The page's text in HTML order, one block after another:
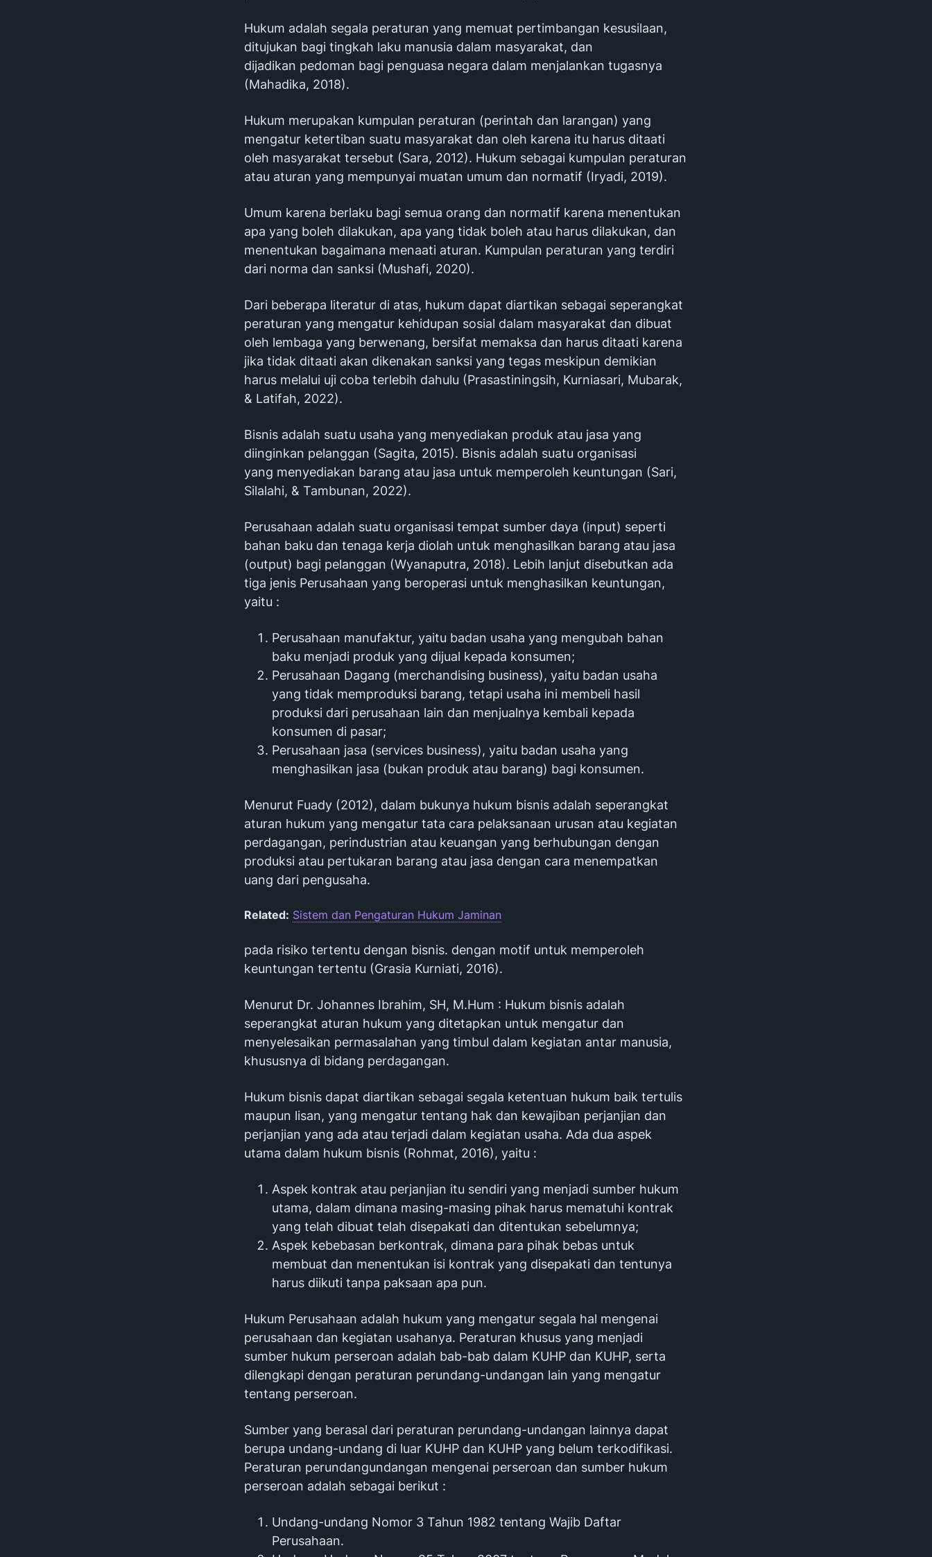
Hukum adalah segala peraturan yang memuat pertimbangan kesusilaan,
ditujukan bagi tingkah laku manusia dalam masyarakat, dan
dijadikan pedoman bagi penguasa negara dalam menjalankan tugasnya
(Mahadika, 2018).
Hukum merupakan kumpulan peraturan (perintah dan larangan) yang
mengatur ketertiban suatu masyarakat dan oleh karena itu harus ditaati
oleh masyarakat tersebut (Sara, 2012). Hukum sebagai kumpulan peraturan
atau aturan yang mempunyai muatan umum dan normatif (Iryadi, 2019).
Umum karena berlaku bagi semua orang dan normatif karena menentukan
apa yang boleh dilakukan, apa yang tidak boleh atau harus dilakukan, dan
menentukan bagaimana menaati aturan. Kumpulan peraturan yang terdiri
dari norma dan sanksi (Mushafi, 2020).
Dari beberapa literatur di atas, hukum dapat diartikan sebagai seperangkat
peraturan yang mengatur kehidupan sosial dalam masyarakat dan dibuat
oleh lembaga yang berwenang, bersifat memaksa dan harus ditaati karena
jika tidak ditaati akan dikenakan sanksi yang tegas meskipun demikian
harus melalui uji coba terlebih dahulu (Prasastiningsih, Kurniasari, Mubarak,
& Latifah, 2022).
Bisnis adalah suatu usaha yang menyediakan produk atau jasa yang
diinginkan pelanggan (Sagita, 2015). Bisnis adalah suatu organisasi
yang menyediakan barang atau jasa untuk memperoleh keuntungan (Sari,
Silalahi, & Tambunan, 2022).
Perusahaan adalah suatu organisasi tempat sumber daya (input) seperti
bahan baku dan tenaga kerja diolah untuk menghasilkan barang atau jasa
(output) bagi pelanggan (Wyanaputra, 2018). Lebih lanjut disebutkan ada
tiga jenis Perusahaan yang beroperasi untuk menghasilkan keuntungan,
yaitu :
Perusahaan manufaktur, yaitu badan usaha yang mengubah bahan
baku menjadi produk yang dijual kepada konsumen;
Perusahaan Dagang (merchandising business), yaitu badan usaha
yang tidak memproduksi barang, tetapi usaha ini membeli hasil
produksi dari perusahaan lain dan menjualnya kembali kepada
konsumen di pasar;
Perusahaan jasa (services business), yaitu badan usaha yang
menghasilkan jasa (bukan produk atau barang) bagi konsumen.
Menurut Fuady (2012), dalam bukunya hukum bisnis adalah seperangkat
aturan hukum yang mengatur tata cara pelaksanaan urusan atau kegiatan
perdagangan, perindustrian atau keuangan yang berhubungan dengan
produksi atau pertukaran barang atau jasa dengan cara menempatkan
uang dari pengusaha.
Related: Sistem dan Pengaturan Hukum Jaminan
pada risiko tertentu dengan bisnis. dengan motif untuk memperoleh
keuntungan tertentu (Grasia Kurniati, 2016).
Menurut Dr. Johannes Ibrahim, SH, M.Hum : Hukum bisnis adalah
seperangkat aturan hukum yang ditetapkan untuk mengatur dan
menyelesaikan permasalahan yang timbul dalam kegiatan antar manusia,
khususnya di bidang perdagangan.
Hukum bisnis dapat diartikan sebagai segala ketentuan hukum baik tertulis
maupun lisan, yang mengatur tentang hak dan kewajiban perjanjian dan
perjanjian yang ada atau terjadi dalam kegiatan usaha. Ada dua aspek
utama dalam hukum bisnis (Rohmat, 2016), yaitu :
Aspek kontrak atau perjanjian itu sendiri yang menjadi sumber hukum
utama, dalam dimana masing-masing pihak harus mematuhi kontrak
yang telah dibuat telah disepakati dan ditentukan sebelumnya;
Aspek kebebasan berkontrak, dimana para pihak bebas untuk
membuat dan menentukan isi kontrak yang disepakati dan tentunya
harus diikuti tanpa paksaan apa pun.
Hukum Perusahaan adalah hukum yang mengatur segala hal mengenai
perusahaan dan kegiatan usahanya. Peraturan khusus yang menjadi
sumber hukum perseroan adalah bab-bab dalam KUHP dan KUHP, serta
dilengkapi dengan peraturan perundang-undangan lain yang mengatur
tentang perseroan.
Sumber yang berasal dari peraturan perundang-undangan lainnya dapat
berupa undang-undang di luar KUHP dan KUHP yang belum terkodifikasi.
Peraturan perundangundangan mengenai perseroan dan sumber hukum
perseroan adalah sebagai berikut :
Undang-undang Nomor 3 Tahun 1982 tentang Wajib Daftar
Perusahaan.